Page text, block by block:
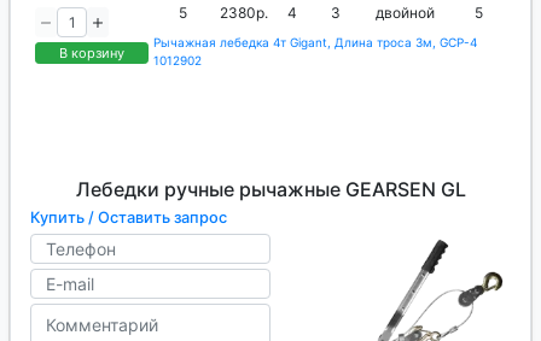
В корзину
5 2380р. 4 3 двойной 5
Рычажная лебедка 4т Gigant, Длина троса 3м, GCP-4
1012902
Лебедки ручные рычажные GEARSEN GL
Купить / Оставить запрос